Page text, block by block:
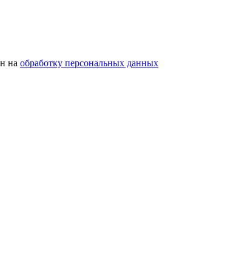
на обработку персональных данных